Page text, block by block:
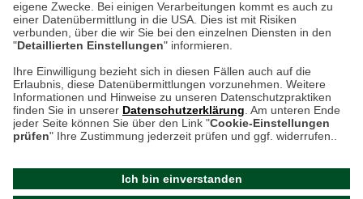
eigene Zwecke. Bei einigen Verarbeitungen kommt es auch zu
einer Datenübermittlung in die USA. Dies ist mit Risiken
verbunden, über die wir Sie bei den einzelnen Diensten in den
"Detaillierten Einstellungen" informieren.
Ihre Einwilligung bezieht sich in diesen Fällen auch auf die
Erlaubnis, diese Datenübermittlungen vorzunehmen. Weitere
Informationen und Hinweise zu unseren Datenschutzpraktiken
finden Sie in unserer Datenschutzerklärung . Am unteren Ende
jeder Seite können Sie über den Link "Cookie-Einstellungen
prüfen" Ihre Zustimmung jederzeit prüfen und ggf. widerrufen..
Ich bin einverstanden
Kontakt
Umwelt und Entsorgung
Zur Echtheit von Bewertungen
Hinweisgeber-Schutzgesetz
Barrierefreiheit unserer Website
am 07.08.2026 um 18:47
Cookie-Einstellungen in Ihrem Browser
ACHTUNG!
Ihr Browser speichert aktuell keine Cookies!
Leider können Sie in diesem Fall unseren Online-Shop